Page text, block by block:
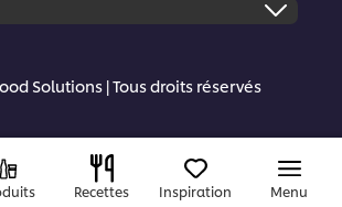
Solutions | Tous droits réservés
Recettes Inspiration Menu